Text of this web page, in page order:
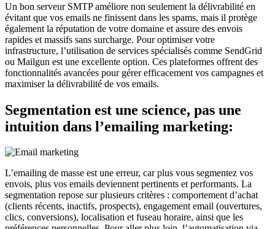
Un bon serveur SMTP améliore non seulement la délivrabilité en
évitant que vos emails ne finissent dans les spams, mais il protège
également la réputation de votre domaine et assure des envois
rapides et massifs sans surcharge. Pour optimiser votre
infrastructure, l’utilisation de services spécialisés comme SendGrid
ou Mailgun est une excellente option. Ces plateformes offrent des
fonctionnalités avancées pour gérer efficacement vos campagnes et
maximiser la délivrabilité de vos emails.
Segmentation est une science, pas une
intuition dans l’emailing marketing:
L’emailing de masse est une erreur, car plus vous segmentez vos
envois, plus vos emails deviennent pertinents et performants. La
segmentation repose sur plusieurs critères : comportement d’achat
(clients récents, inactifs, prospects), engagement email (ouvertures,
clics, conversions), localisation et fuseau horaire, ainsi que les